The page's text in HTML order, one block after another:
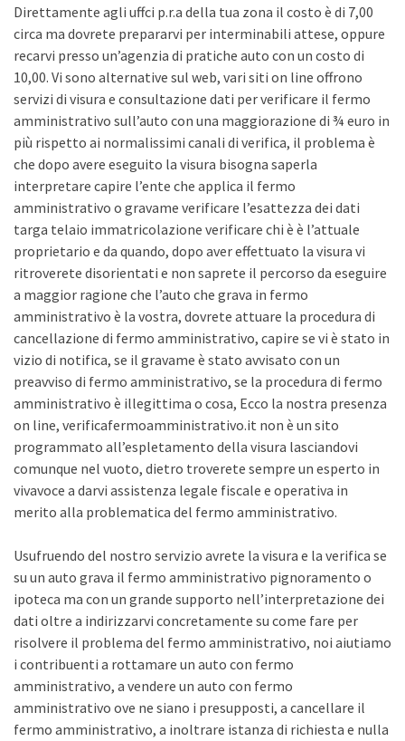
Direttamente agli uffci p.r.a della tua zona il costo è di 7,00
circa ma dovrete prepararvi per interminabili attese, oppure
recarvi presso un’agenzia di pratiche auto con un costo di
10,00. Vi sono alternative sul web, vari siti on line offrono
servizi di visura e consultazione dati per verificare il fermo
amministrativo sull’auto con una maggiorazione di ¾ euro in
più rispetto ai normalissimi canali di verifica, il problema è
che dopo avere eseguito la visura bisogna saperla
interpretare capire l’ente che applica il fermo
amministrativo o gravame verificare l’esattezza dei dati
targa telaio immatricolazione verificare chi è è l’attuale
proprietario e da quando, dopo aver effettuato la visura vi
ritroverete disorientati e non saprete il percorso da eseguire
a maggior ragione che l’auto che grava in fermo
amministrativo è la vostra, dovrete attuare la procedura di
cancellazione di fermo amministrativo, capire se vi è stato in
vizio di notifica, se il gravame è stato avvisato con un
preavviso di fermo amministrativo, se la procedura di fermo
amministrativo è illegittima o cosa, Ecco la nostra presenza
on line, verificafermoamministrativo.it non è un sito
programmato all’espletamento della visura lasciandovi
comunque nel vuoto, dietro troverete sempre un esperto in
vivavoce a darvi assistenza legale fiscale e operativa in
merito alla problematica del fermo amministrativo.
Usufruendo del nostro servizio avrete la visura e la verifica se
su un auto grava il fermo amministrativo pignoramento o
ipoteca ma con un grande supporto nell’interpretazione dei
dati oltre a indirizzarvi concretamente su come fare per
risolvere il problema del fermo amministrativo, noi aiutiamo
i contribuenti a rottamare un auto con fermo
amministrativo, a vendere un auto con fermo
amministrativo ove ne siano i presupposti, a cancellare il
fermo amministrativo, a inoltrare istanza di richiesta e nulla